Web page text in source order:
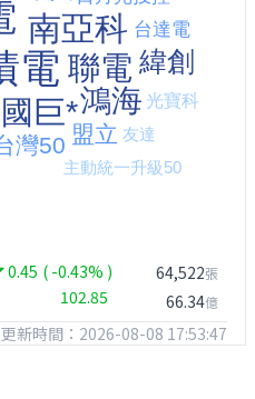
0.45 ( -0.43% )
102.85
64,522張
66.34億
更新時間：2026-08-08 17:53:47